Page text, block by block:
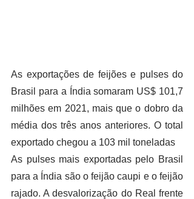
As exportações de feijões e pulses do
Brasil para a Índia somaram US$ 101,7
milhões em 2021, mais que o dobro da
média dos três anos anteriores. O total
exportado chegou a 103 mil toneladas
As pulses mais exportadas pelo Brasil
para a Índia são o feijão caupi e o feijão
rajado. A desvalorização do Real frente